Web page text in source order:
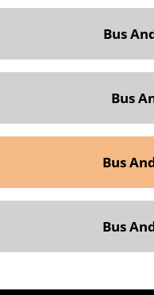
Bus
Bus
Bus
Bus